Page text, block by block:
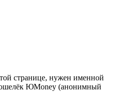
странице, нужен именной
ЮMoney (анонимный